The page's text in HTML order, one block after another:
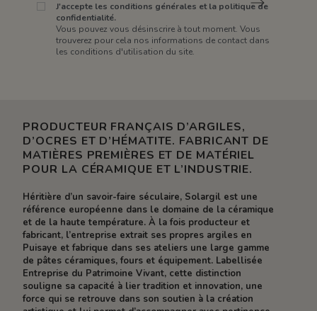
J'accepte les conditions générales et la politique de
confidentialité.
Vous pouvez vous désinscrire à tout moment. Vous
trouverez pour cela nos informations de contact dans
les conditions d'utilisation du site.
PRODUCTEUR FRANÇAIS D’ARGILES,
D’OCRES ET D’HÉMATITE. FABRICANT DE
MATIÈRES PREMIÈRES ET DE MATÉRIEL
POUR LA CÉRAMIQUE ET L’INDUSTRIE.
Héritière d’un savoir-faire séculaire, Solargil est une
référence européenne dans le domaine de la céramique
et de la haute température. À la fois producteur et
fabricant, l’entreprise extrait ses propres argiles en
Puisaye et fabrique dans ses ateliers une large gamme
de pâtes céramiques, fours et équipement. Labellisée
Entreprise du Patrimoine Vivant, cette distinction
souligne sa capacité à lier tradition et innovation, une
force qui se retrouve dans son soutien à la création